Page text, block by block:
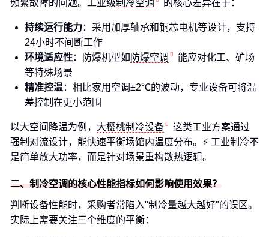
频繁故障的问题。工业级制冷空调 的核心差异在于：
持续运行能力：采用加厚轴承和铜芯电机等设计，支持
24小时不间断工作
环境适应性：防爆机型如 防爆空调
能应对化工、矿场
等特殊场景
精准控温 ：相比家用空调±2℃的波动，专业设备可将温
差控制在更小范围
以大空间降温为例， 大樱桃制冷设备
这类工业方案通过
强制对流设计，能快速平衡场馆内温度分布。⚡ 工业制冷不
是简单放大功率，而是针对场景重构散热逻辑。
二、制冷空调的核心性能指标如何影响使用效果？
判断设备性能时，采购者常陷入"制冷量越大越好"的误区。
实际上需要关注三个维度的平衡：